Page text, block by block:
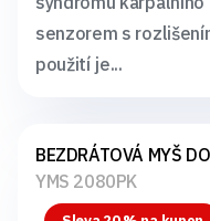
senzorem s
použití je...
BEZDRÁTOVÁ MYŠ
YMS 2080PK